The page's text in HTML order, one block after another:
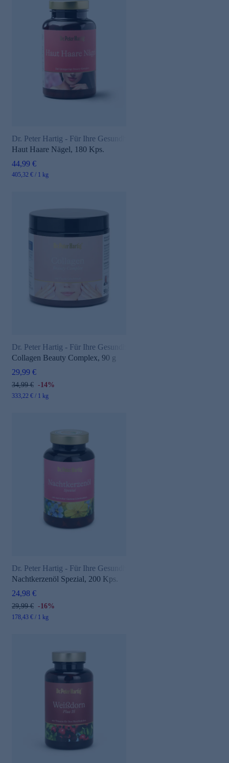
Dr. Peter Hartig - Für Ihre Gesundheit
Haut Haare Nägel, 180 Kps.
44,99 €
405,32 € / 1 kg
Dr. Peter Hartig - Für Ihre Gesundheit
Collagen Beauty Complex, 90 g
29,99 €
34,99 € -14%
333,22 € / 1 kg
Dr. Peter Hartig - Für Ihre Gesundheit
Nachtkerzenöl Spezial, 200 Kps.
24,98 €
29,99 € -16%
178,43 € / 1 kg